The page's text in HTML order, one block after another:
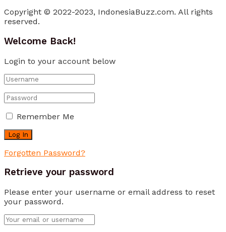
Copyright © 2022-2023, IndonesiaBuzz.com. All rights
reserved.
Welcome Back!
Login to your account below
Remember Me
Forgotten Password?
Retrieve your password
Please enter your username or email address to reset
your password.